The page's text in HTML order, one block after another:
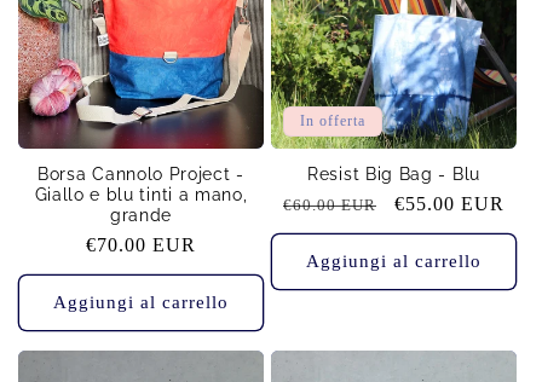
Borsa Cannolo Project -
Giallo e blu tinti a mano,
grande
Prezzo
di
listino
€70.00 EUR
Aggiungi al carrello
In offerta
Resist Big Bag - Blu
Prezzo
di
listino
€60.00 EUR
Prezzo
scontato
€55.00 EUR
Aggiungi al carrello